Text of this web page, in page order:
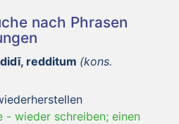
nach Phrasen
redditum (kons.
- wieder schreiben; einen